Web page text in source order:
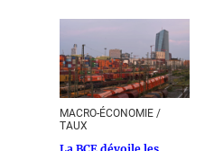
MACRO-ÉCONOMIE /
TAUX